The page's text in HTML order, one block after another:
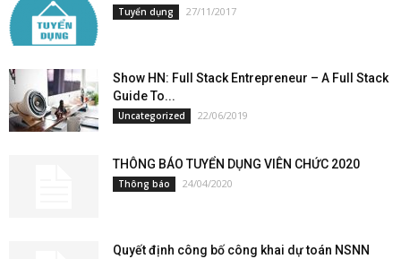
Tuyển dụng 27/11/2017
Show HN: Full Stack Entrepreneur – A Full Stack
Guide To...
Uncategorized 22/06/2019
THÔNG BÁO TUYỂN DỤNG VIÊN CHỨC 2020
Thông báo 24/04/2020
Quyết định công bố công khai dự toán NSNN